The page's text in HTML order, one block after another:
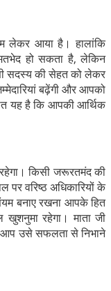
लेकर आया है। हालांकि
हो सकता है, लेकिन
सदस्य की सेहत को लेकर
बढ़ेंगी और आपको
यह है कि आपकी आर्थिक
किसी जरूरतमंद की
वरिष्ठ अधिकारियों के
बनाए रखना आपके हित
रहेगा। माता जी
आप उसे सफलता से निभाने